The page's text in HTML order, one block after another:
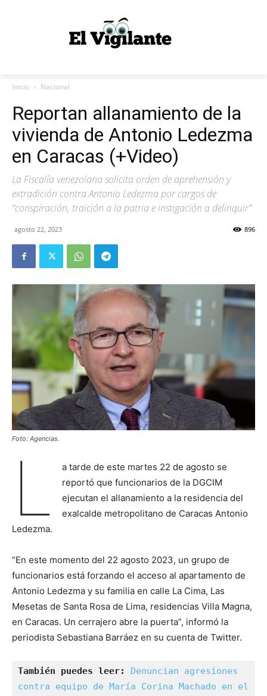
Inicio Nacional
Reportan allanamiento de la
vivienda de Antonio Ledezma
en Caracas (+Video)
La Fiscalía venezolana solicita orden de aprehensión y
extradición contra Antonio Ledezma por cargos de
“conspiración, traición a la patria e instigación a delinquir”
agosto 22, 2023 896
Foto: Agencias.
L
a tarde de este martes 22 de agosto se
reportó que funcionarios de la DGCIM
ejecutan el allanamiento a la residencia del
exalcalde metropolitano de Caracas Antonio
Ledezma.
“En este momento del 22 agosto 2023, un grupo de
funcionarios está forzando el acceso al apartamento de
Antonio Ledezma y su familia en calle La Cima, Las
Mesetas de Santa Rosa de Lima, residencias Villa Magna,
en Caracas. Un cerrajero abre la puerta”, informó la
periodista Sebastiana Barráez en su cuenta de Twitter.
También puedes leer: Denuncian agresiones
contra equipo de María Corina Machado en el